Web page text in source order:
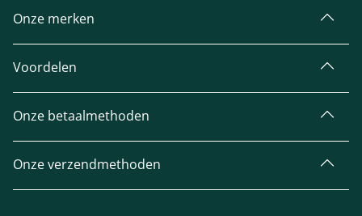
Onze merken
Voordelen
Onze betaalmethoden
Onze verzendmethoden